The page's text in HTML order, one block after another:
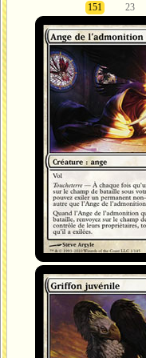
151
23
Ange de l'admonition
Griffon juvénile